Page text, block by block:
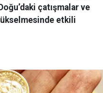
çatışmalar ve
etkili